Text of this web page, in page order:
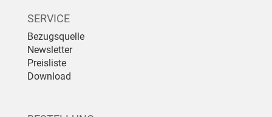
SERVICE
Bezugsquelle
Newsletter
Preisliste
Download